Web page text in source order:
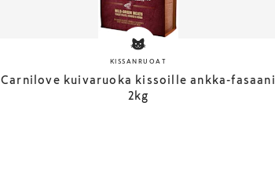
KISSANRUOAT
Carnilove kuivaruoka kissoille ankka-fasaani
2kg